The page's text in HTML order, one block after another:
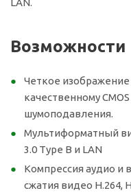
LAN.
Возможности
Четкое
качественному
шумоподавления.
Мультиформатный
3.0 Type B и LAN
Компрессия аудио и
сжатия видео H.264,